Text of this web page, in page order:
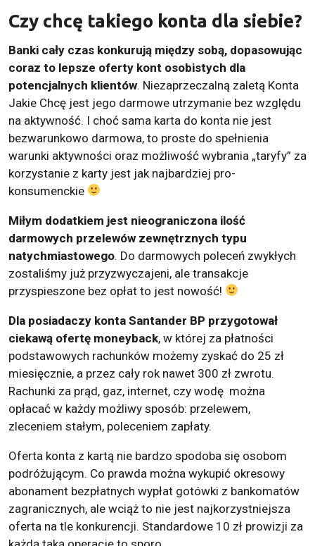
Czy chcę takiego konta dla siebie?
Banki cały czas konkurują między sobą, dopasowując
coraz to lepsze oferty kont osobistych dla
potencjalnych klientów. Niezaprzeczalną zaletą Konta
Jakie Chcę jest jego darmowe utrzymanie bez względu
na aktywność. I choć sama karta do konta nie jest
bezwarunkowo darmowa, to proste do spełnienia
warunki aktywności oraz możliwość wybrania „taryfy” za
korzystanie z karty jest jak najbardziej pro-
konsumenckie
Miłym dodatkiem jest nieograniczona ilość
darmowych przelewów zewnętrznych typu
natychmiastowego. Do darmowych poleceń zwykłych
zostaliśmy już przyzwyczajeni, ale transakcje
przyspieszone bez opłat to jest nowość!
Dla posiadaczy konta Santander BP przygotował
ciekawą ofertę moneyback, w której za płatności
podstawowych rachunków możemy zyskać do 25 zł
miesięcznie, a przez cały rok nawet 300 zł zwrotu.
Rachunki za prąd, gaz, internet, czy wodę można
opłacać w każdy możliwy sposób: przelewem,
zleceniem stałym, poleceniem zapłaty.
Oferta konta z kartą nie bardzo spodoba się osobom
podróżującym. Co prawda można wykupić okresowy
abonament bezpłatnych wypłat gotówki z bankomatów
zagranicznych, ale wciąż to nie jest najkorzystniejsza
oferta na tle konkurencji. Standardowe 10 zł prowizji za